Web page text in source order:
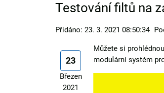
Testování filtů na
Přidáno: 23. 3. 2021 08:50:34
23
Březen
2021
Můžete si
modulární systém